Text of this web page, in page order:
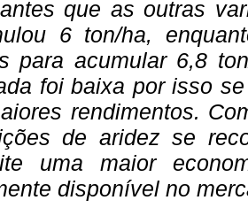
que as outras
6 ton/ha,
para acumular 6,8
foi baixa por isso
rendimentos.
de aridez se
uma maior
disponível no